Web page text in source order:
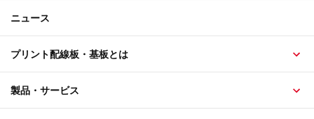
ニュース
プリント配線板・基板とは
製品・サービス